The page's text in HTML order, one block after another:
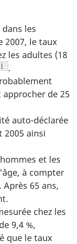
les
2007, le taux
les adultes (18
Note de bas de page
i
.
de 25
auto-déclarée
2005 ainsi
et les
à compter
65 ans,
chez les
9,4 %,
que le taux